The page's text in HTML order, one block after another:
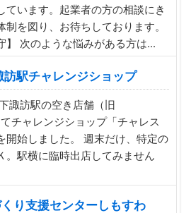
ています。起業者の方の相談にき
を図り、お待ちしております。
】 次のような悩みがある方は...
訪駅チャレンジショップ
諏訪駅の空き店舗（旧
チャレンジショップ「チャレス
開始しました。 週末だけ、特定の
。駅横に臨時出店してみません
くり支援センターしもすわ